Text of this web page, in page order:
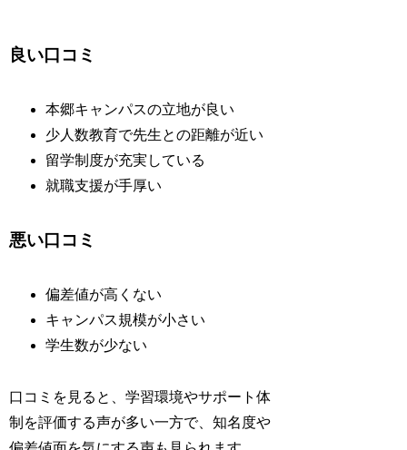
良い口コミ
本郷キャンパスの立地が良い
少人数教育で先生との距離が近い
留学制度が充実している
就職支援が手厚い
悪い口コミ
偏差値が高くない
キャンパス規模が小さい
学生数が少ない
口コミを見ると、学習環境やサポート体
制を評価する声が多い一方で、知名度や